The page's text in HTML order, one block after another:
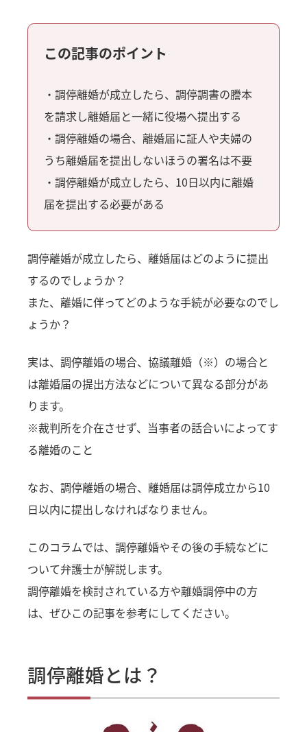
この記事のポイント
・調停離婚が成立したら、調停調書の謄本
を請求し離婚届と一緒に役場へ提出する
・調停離婚の場合、離婚届に証人や夫婦の
うち離婚届を提出しないほうの署名は不要
・調停離婚が成立したら、10日以内に離婚
届を提出する必要がある
調停離婚が成立したら、離婚届はどのように提出
するのでしょうか？
また、離婚に伴ってどのような手続が必要なのでし
ょうか？
実は、調停離婚の場合、協議離婚（※）の場合と
は離婚届の提出方法などについて異なる部分があ
ります。
※裁判所を介在させず、当事者の話合いによってす
る離婚のこと
なお、調停離婚の場合、離婚届は調停成立から10
日以内に提出しなければなりません。
このコラムでは、調停離婚やその後の手続などに
ついて弁護士が解説します。
調停離婚を検討されている方や離婚調停中の方
は、ぜひこの記事を参考にしてください。
調停離婚とは？